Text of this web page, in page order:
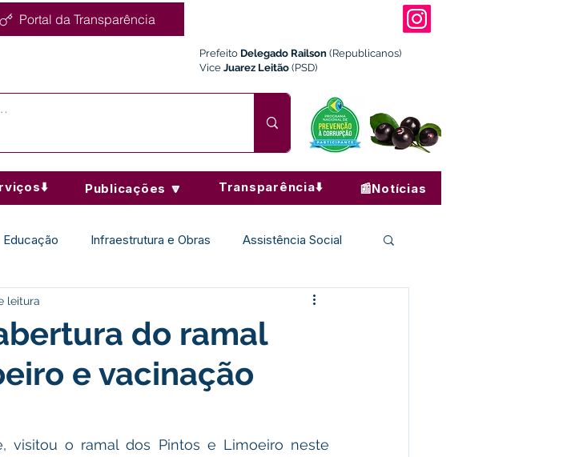
Portal da Transparência
Prefeito Delegado Railson (Republicanos)
Vice Juarez Leitão (PSD)
Publicações 🔽 Transparência⬇️ 📰Notícias
Educação Infraestrutura e Obras Assistência Social
Institucional e Governo
Campanhas Vacinômetro Comunicado
do ramal
e vacinação
leitura
visitou o ramal dos Pintos e Limoeiro neste